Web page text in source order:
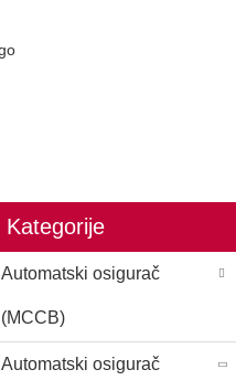
Kategorije
Automatski osigurač
(MCCB)
Automatski osigurač